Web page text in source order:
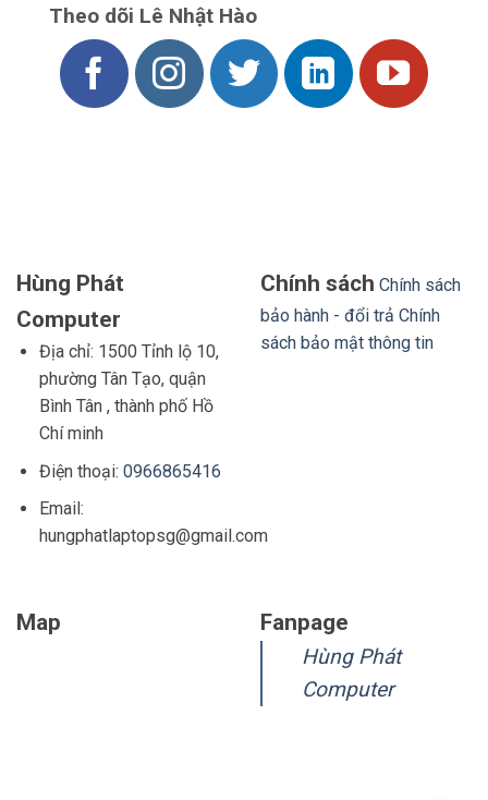
Theo dõi Lê Nhật Hào
Hùng Phát
Computer
Địa chỉ: 1500 Tỉnh lộ 10,
phường Tân Tạo, quận
Bình Tân , thành phố Hồ
Chí minh
Điện thoại: 0966865416
Email:
hungphatlaptopsg@gmail.com
Chính sách Chính sách
bảo hành - đổi trả Chính
sách bảo mật thông tin
Map Fanpage
Hùng Phát
Computer